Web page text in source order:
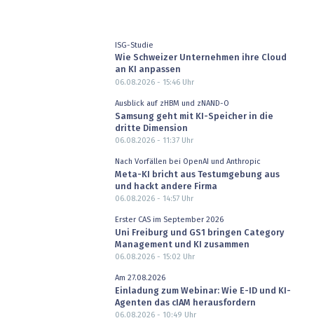
ISG-Studie
Wie Schweizer Unternehmen ihre Cloud
an KI anpassen
06.08.2026 - 15:46Uhr
Ausblick auf zHBM und zNAND-O
Samsung geht mit KI-Speicher in die
dritte Dimension
06.08.2026 - 11:37Uhr
Nach Vorfällen bei OpenAI und Anthropic
Meta-KI bricht aus Testumgebung aus
und hackt andere Firma
06.08.2026 - 14:57Uhr
Erster CAS im September 2026
Uni Freiburg und GS1 bringen Category
Management und KI zusammen
06.08.2026 - 15:02 Uhr
Am 27.08.2026
Einladung zum Webinar: Wie E-ID und KI-
Agenten das cIAM herausfordern
06.08.2026 - 10:49 Uhr